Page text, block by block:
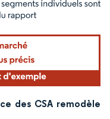
une attribution sous CC BY
des CSA remodèle